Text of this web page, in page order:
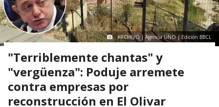
ARCHIVO | Agencia UNO | Edición BBCL
"Terriblemente chantas" y
"vergüenza": Poduje arremete
contra empresas por
reconstrucción en El Olivar